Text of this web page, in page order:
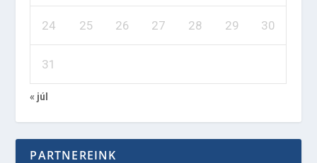
24 25 26 27 28 29 30
31
« júl
PARTNEREINK